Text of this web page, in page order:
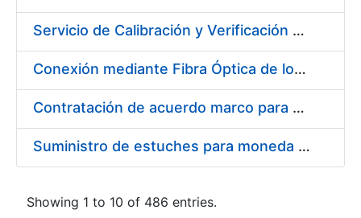
Servicio de Calibración y Verificación Externa de los Equipos de Medición del Servicio de Prevención de la FNMT-RCM
Conexión mediante Fibra Óptica de los Centros de Proceso de Datos (CPDs) de las sedes de la FNMT-RCM de Burgos y Madrid
Contratación de acuerdo marco para el Suministro de Material de Electricidad para la Fábrica Nacional de Moneda y Timbre-Real Casa de la Moneda en su centro de trabajo de Burgos
Suministro de estuches para moneda de 30 €
Showing 1 to 10 of 486 entries.